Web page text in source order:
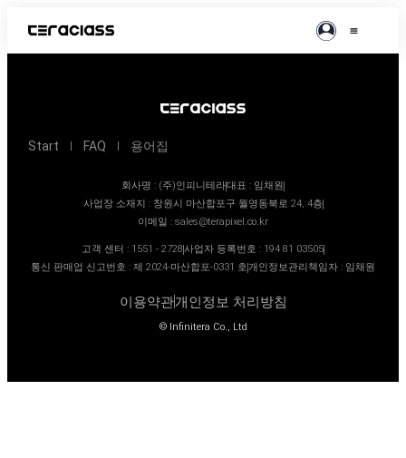
Start FAQ 용어집
회사명 : (주)인피니테라대표 : 임채원
사업장 소재지 : 창원시 마산합포구 월영동북로 24, 4층
이메일 : sales@terapixel.co.kr
고객 센터 : 1551 - 2728사업자 등록번호 : 194 81 03505
통신 판매업 신고번호 : 제 2024-마산합포-0331 호개인정보관리책임자 : 임채원
이용약관개인정보 처리방침
© Infinitera Co., Ltd